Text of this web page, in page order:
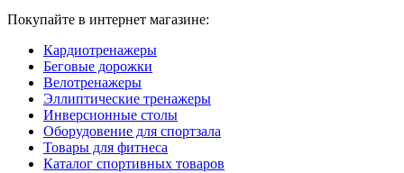
Покупайте в интернет магазине:
Кардиотренажеры
Беговые дорожки
Велотренажеры
Эллиптические тренажеры
Инверсионные столы
Оборудовение для спортзала
Товары для фитнеса
Каталог спортивных товаров